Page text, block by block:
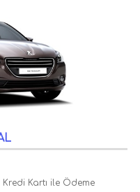
Kredi Kartı ile Ödeme